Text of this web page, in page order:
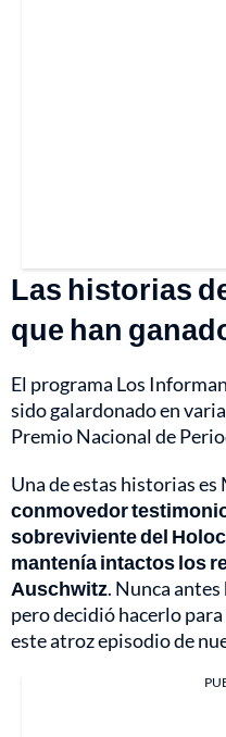
Las historias
que han
El programa Los
sido galardonado en
Premio Nacional de
Una de estas historias
conmovedor
sobreviviente del
mantenía intactos los
Auschwitz. Nunca
pero decidió hacerlo
este atroz episodio de